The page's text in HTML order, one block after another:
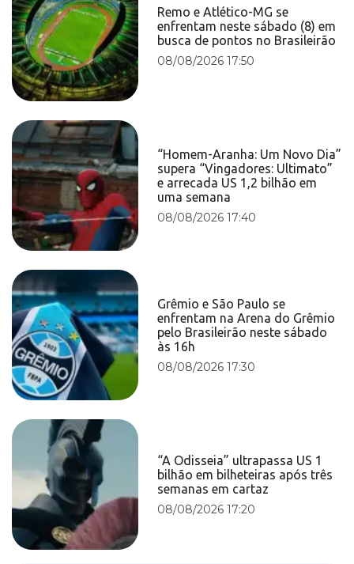
Remo e Atlético-MG se
enfrentam neste sábado (8) em
busca de pontos no Brasileirão
08/08/2026 17:50
“Homem-Aranha: Um Novo Dia”
supera “Vingadores: Ultimato”
e arrecada US 1,2 bilhão em
uma semana
08/08/2026 17:40
Grêmio e São Paulo se
enfrentam na Arena do Grêmio
pelo Brasileirão neste sábado
às 16h
08/08/2026 17:30
“A Odisseia” ultrapassa US 1
bilhão em bilheteiras após três
semanas em cartaz
08/08/2026 17:20